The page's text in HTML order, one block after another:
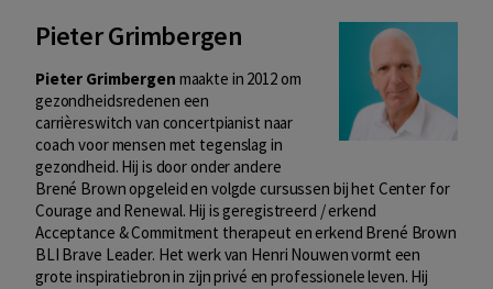
Pieter Grimbergen
Pieter Grimbergen maakte in 2012 om
gezondheidsredenen een
carrièreswitch van concertpianist naar
coach voor mensen met tegenslag in
gezondheid. Hij is door onder andere
Brené Brown opgeleid en volgde cursussen bij het Center for
Courage and Renewal. Hij is geregistreerd / erkend
Acceptance & Commitment therapeut en erkend Brené Brown
BLI Brave Leader. Het werk van Henri Nouwen vormt een
grote inspiratiebron in zijn privé en professionele leven. Hij